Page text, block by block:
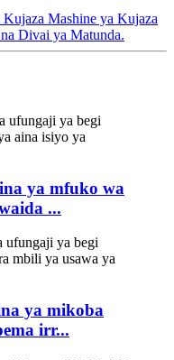
Mashine ya Kujaza
Divai ya Matunda.
ya mfuko wa
...
ya mikoba
irr...